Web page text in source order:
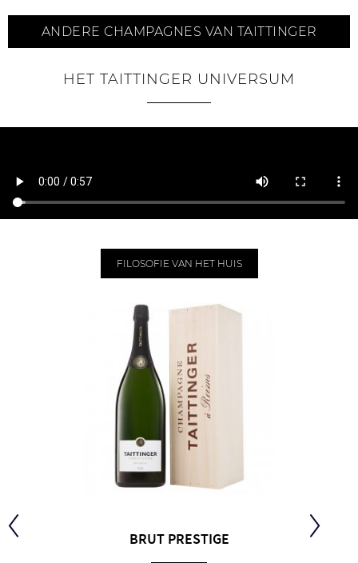
ANDERE CHAMPAGNES VAN TAITTINGER
HET TAITTINGER UNIVERSUM
FILOSOFIE VAN HET HUIS
BRUT PRESTIGE